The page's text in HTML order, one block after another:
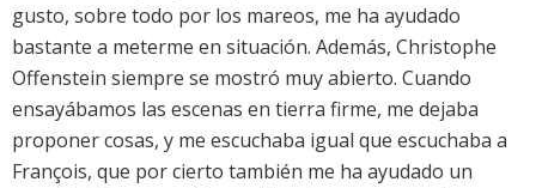
gusto, sobre todo por los mareos, me ha ayudado
bastante a meterme en situación. Además, Christophe
Offenstein siempre se mostró muy abierto. Cuando
ensayábamos las escenas en tierra firme, me dejaba
proponer cosas, y me escuchaba igual que escuchaba a
François, que por cierto también me ha ayudado un